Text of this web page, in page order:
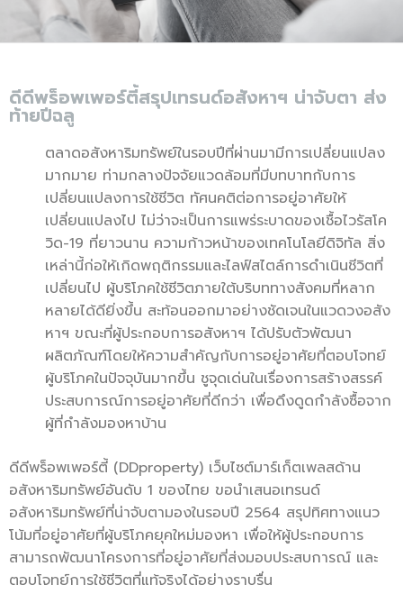
ดีดีพร็อพเพอร์ตี้สรุปเทรนด์อสังหาฯ น่าจับตา ส่ง
ท้ายปีฉลู
ตลาดอสังหาริมทรัพย์ในรอบปีที่ผ่านมามีการเปลี่ยนแปลง
มากมาย ท่ามกลางปัจจัยแวดล้อมที่มีบทบาทกับการ
เปลี่ยนแปลงการใช้ชีวิต ทัศนคติต่อการอยู่อาศัยให้
เปลี่ยนแปลงไป ไม่ว่าจะเป็นการแพร่ระบาดของเชื้อไวรัสโค
วิด-19 ที่ยาวนาน ความก้าวหน้าของเทคโนโลยีดิจิทัล สิ่ง
เหล่านี้ก่อให้เกิดพฤติกรรมและไลฟ์สไตล์การดำเนินชีวิตที่
เปลี่ยนไป ผู้บริโภคใช้ชีวิตภายใต้บริบททางสังคมที่หลาก
หลายได้ดียิ่งขึ้น สะท้อนออกมาอย่างชัดเจนในแวดวงอสัง
หาฯ ขณะที่ผู้ประกอบการอสังหาฯ ได้ปรับตัวพัฒนา
ผลิตภัณฑ์โดยให้ความสำคัญกับการอยู่อาศัยที่ตอบโจทย์
ผู้บริโภคในปัจจุบันมากขึ้น ชูจุดเด่นในเรื่องการสร้างสรรค์
ประสบการณ์การอยู่อาศัยที่ดีกว่า เพื่อดึงดูดกำลังซื้อจาก
ผู้ที่กำลังมองหาบ้าน
ดีดีพร็อพเพอร์ตี้ (DDproperty) เว็บไซต์มาร์เก็ตเพลสด้าน
อสังหาริมทรัพย์อันดับ 1 ของไทย ขอนำเสนอเทรนด์
อสังหาริมทรัพย์ที่น่าจับตามองในรอบปี 2564 สรุปทิศทางแนว
โน้มที่อยู่อาศัยที่ผู้บริโภคยุคใหม่มองหา เพื่อให้ผู้ประกอบการ
สามารถพัฒนาโครงการที่อยู่อาศัยที่ส่งมอบประสบการณ์ และ
ตอบโจทย์การใช้ชีวิตที่แท้จริงได้อย่างราบรื่น